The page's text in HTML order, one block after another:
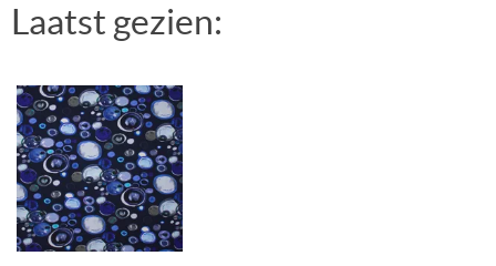
Laatst gezien: